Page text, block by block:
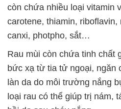
còn chứa nhiều loại vitamin
carotene, thiamin, riboflavin,
canxi, photpho, sắt…
Rau mùi còn chứa tinh chất
bức xạ từ tia tử ngoại, ngăn
làn da do môi trường nắng
loại rau có thể giúp trị nám,